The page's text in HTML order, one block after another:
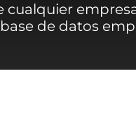
cualquier
de datos